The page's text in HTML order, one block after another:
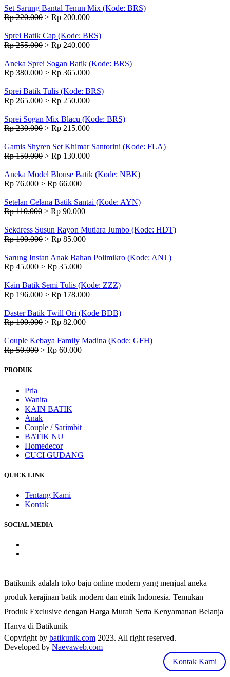
Set Sarung Bantal Tenun Mix (Kode: BRS)
Rp 220.000 > Rp 200.000
Sprei Batik Cap (Kode: BRS)
Rp 255.000 > Rp 240.000
Aneka Sprei Sogan Batik (Kode: BRS)
Rp 380.000 > Rp 365.000
Sprei Batik Tulis (Kode: BRS)
Rp 265.000 > Rp 250.000
Sprei Sogan Mix Blacu (Kode: BRS)
Rp 230.000 > Rp 215.000
Gamis Shyren Set Khimar Santorini (Kode: FLA)
Rp 150.000 > Rp 130.000
Aneka Model Blouse Batik (Kode: NBK)
Rp 76.000 > Rp 66.000
Setelan Celana Batik Santai (Kode: AYN)
Rp 110.000 > Rp 90.000
Sekdress Susun Rayon Mutiara Jumbo (Kode: HDT)
Rp 100.000 > Rp 85.000
Sarung Instan Anak Bahan Polimikro (Kode: ANJ )
Rp 45.000 > Rp 35.000
Kain Batik Semi Tulis (Kode: ZZZ)
Rp 196.000 > Rp 178.000
Daster Batik Twill Ori (Kode BDB)
Rp 100.000 > Rp 82.000
Couple Kebaya Family Madina (Kode: GFH)
Rp 50.000 > Rp 60.000
PRODUK
Pria
Wanita
KAIN BATIK
Anak
Couple / Sarimbit
BATIK NU
Homedecor
CUCI GUDANG
QUICK LINK
Tentang Kami
Kontak
SOCIAL MEDIA
Batikunik adalah toko baju online modern yang menjual aneka
produk kerajinan batik modern dan etnik Indonesia. Temukan
Produk Exclusive dengan Harga Murah Serta Kenyamanan Belanja
Hanya di Batikunik
Copyright by batikunik.com 2023. All right reserved.
Developed by Naevaweb.com
Kontak Kami